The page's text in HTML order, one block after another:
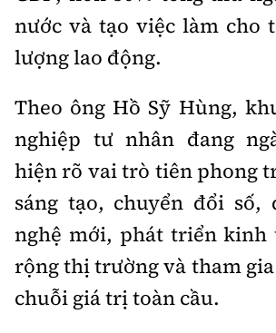
Hà Nội.
Tổng biên tập: Nguyễn Thị Hồng Nga
Nguyễn Đức Thắng, La Đức Hùng
Hotline:
0901 514 799
Quảng cáo và Phát
0915 057 282
Email:
bandoc@baoxaydung.vn
Cấm sao chép dưới mọi hình thức
chấp thuận bằng văn bản.
nước và tạo việc làm cho
lượng lao động.
Theo ông Hồ Sỹ Hùng,
nghiệp tư nhân đang
hiện rõ vai trò tiên phong
sáng tạo, chuyển đổi số,
nghệ mới, phát triển kinh
rộng thị trường và tham
chuỗi giá trị toàn cầu.